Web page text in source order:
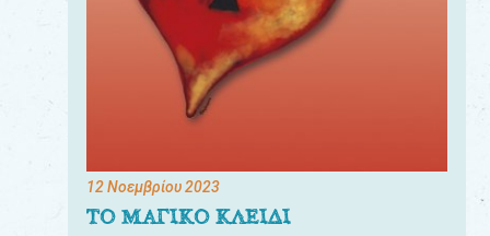
12 Νοεμβρίου 2023
ΤΟ ΜΑΓΙΚΟ ΚΛΕΙΔΙ